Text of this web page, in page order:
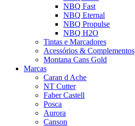
NBQ Fast
NBQ Eternal
NBQ Propulse
NBQ H2O
Tintas e Marcadores
Acessórios & Complementos
Montana Cans Gold
Marcas
Caran d Ache
NT Cutter
Faber Castell
Posca
Aurora
Canson